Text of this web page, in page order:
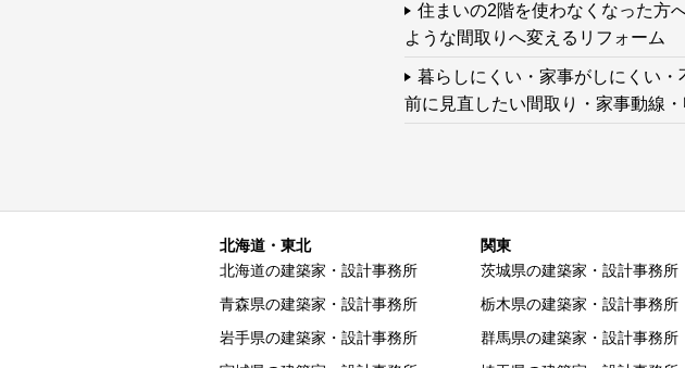
住まいの2階を使わなくなった方
ような間取りへ変えるリフォーム
暮らしにくい・家事がしにくい
前に見直したい間取り・家事動線
北海道・東北
北海道の建築家・設計事務所
青森県の建築家・設計事務所
岩手県の建築家・設計事務所
関東
茨城県の建築家・設計事務所
栃木県の建築家・設計事務所
群馬県の建築家・設計事務所